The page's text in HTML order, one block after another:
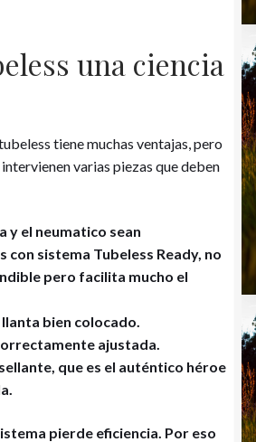
una ciencia
tiene muchas ventajas, pero
varias piezas que deben
y el neumatico sean
con sistema Tubeless Ready, no
pero facilita mucho el
bien colocado.
ajustada.
que es el auténtico héroe
pierde eficiencia. Por eso